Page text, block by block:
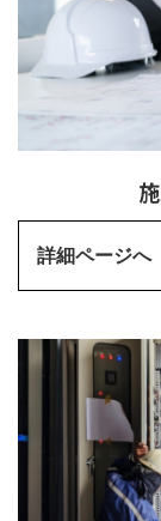
詳細ページへ